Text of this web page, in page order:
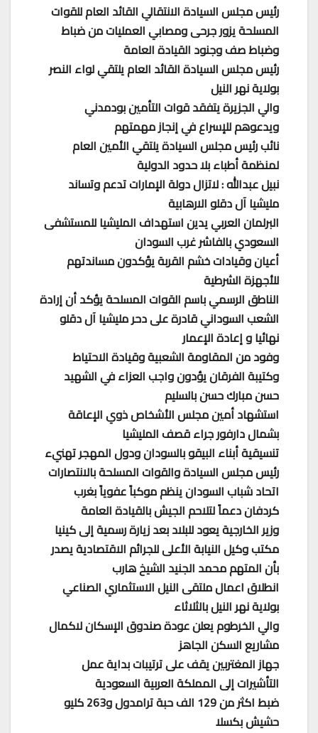
رئيس مجلس السيادة الانتقالي القائد العام للقوات
المسلحة يزور جرحى ومصابي العمليات من ضباط
وضباط صف وجنود القيادة العامة
رئيس مجلس السيادة القائد العام يلتقي لواء النصر
بولاية نهر النيل
والي الجزيرة يتفقد قوات التأمين بودمدني
ويدعوهم للإسراع في إنجاز مهمتهم
نائب رئيس مجلس السيادة يلتقي الأمين العام
لمنظمة أطباء بلا حدود الدولية
نبيل عبدالله : لاتزال دولة الإمارات تدعم وتساند
مليشيا آل دقلو الارهابية
البرلمان العربي يدين استهداف المليشيا للمستشفى
السعودي بالفاشر غرب السودان
أعيان وقيادات خشم القربة يؤكدون مساندتهم
للأجهزة الشرطية
الناطق الرسمي باسم القوات المسلحة يؤكد أن إرادة
الشعب السوداني قادرة على دحر مليشيا آل دقلو
نهائيا و إعادة الإعمار
وفود من المقاومة الشعبية وقيادة الاحتياط
وكتيبة الفرقان يؤدون واجب العزاء في الشهيد
حسن مبارك حسن بالسليم
استشهاد أمين مجلس الأشخاص ذوي الإعاقة
بشمال دارفور جراء قصف المليشيا
تنسيقية أبناء البيقو بالسودان ودول المهجر تهنيء
رئيس مجلس السيادة والقوات المسلحة بالانتصارات
اتحاد شباب السودان ينظم موكباً عفوياً بغرب
كردفان دعماً لتلاحم الجيش بالقيادة العامة
وزير الخارجية يعود للبلاد بعد زيارة رسمية إلى كينيا
مكتب وكيل النيابة الأعلى للجرائم الاقتصادية يصدر
بأن المتهم محمد الجنيد الشيخ هارب
انطلاق اعمال ملتقى النيل الاستثماري الصناعي
بولاية نهر النيل بالثلاثاء
والي الخرطوم يعلن عودة صندوق الإسكان لاكمال
مشاريع السكن الجاهز
جهاز المغتربين يقف على ترتيبات بداية عمل
التأشيرات إلى المملكة العربية السعودية
ضبط اكثر من 129 الف حبة ترامدول و263 كليو
حشيش بكسلا